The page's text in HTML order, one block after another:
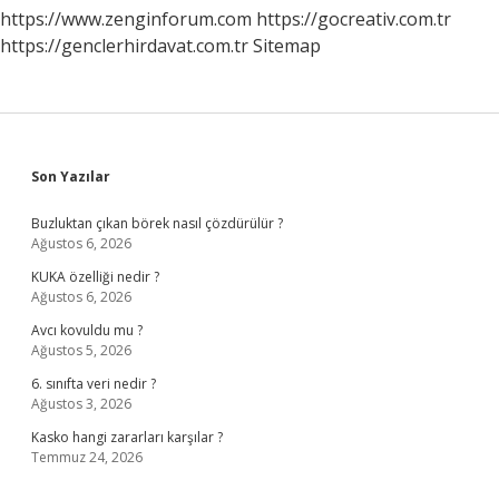
https://www.zenginforum.com https://gocreativ.com.tr
https://genclerhirdavat.com.trSitemap
Sidebar
Son Yazılar
Buzluktan çıkan börek nasıl çözdürülür ?
Ağustos 6, 2026
KUKA özelliği nedir ?
Ağustos 6, 2026
Avcı kovuldu mu ?
Ağustos 5, 2026
6. sınıfta veri nedir ?
Ağustos 3, 2026
Kasko hangi zararları karşılar ?
Temmuz 24, 2026